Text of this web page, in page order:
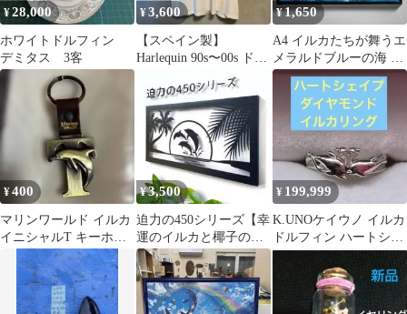
¥28,000
ホワイトドルフィン
デミタス 3客
¥3,600
【スペイン製】
Harlequin 90s〜00s ドル
フィン アートT XXL
¥1,650
A4 イルカたちが舞うエ
メラルドブルーの海 イ
ンテリアアート 夏
涼し気
¥400
マリンワールド イルカ
イニシャルT キーホル
ダー レトロ アンティー
ク風
¥3,500
迫力の450シリーズ【幸
運のイルカと椰子の
木】高級黒木目 透過ア
ート ハワイアン
¥ 199,999
K.UNOケイウノ イルカ
ドルフィン ハートシェ
イプダイヤモンドリン